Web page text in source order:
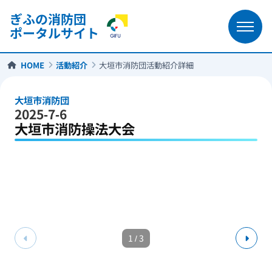
ぎふの消防団
ポータルサイト
HOME 活動紹介 大垣市消防団活動紹介詳細
大垣市消防団
2025-7-6
大垣市消防操法大会
1 /3